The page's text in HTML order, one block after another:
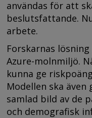
användas för att
beslutsfattande.
arbete.
Forskarnas lösning
Azure-molnmiljö.
kunna ge
Modellen ska
samlad bild av de
och demografisk